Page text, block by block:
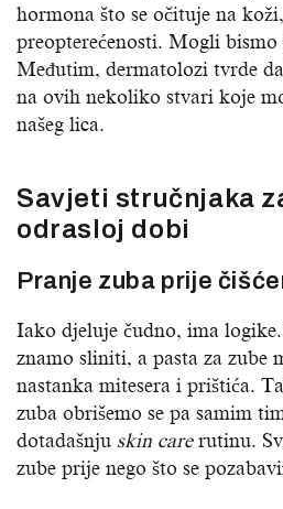
hormona što se očituje na
preopterećenosti. Mogli bismo
Međutim, dermatolozi tvrde
na ovih nekoliko stvari koje
našeg lica.
Savjeti stručnjaka
odrasloj dobi
Pranje zuba prije
Iako djeluje čudno, ima
znamo sliniti, a pasta za zube
nastanka mitesera i prištića.
zuba obrišemo se pa samim
dotadašnju skin carerutinu.
zube prije nego što se